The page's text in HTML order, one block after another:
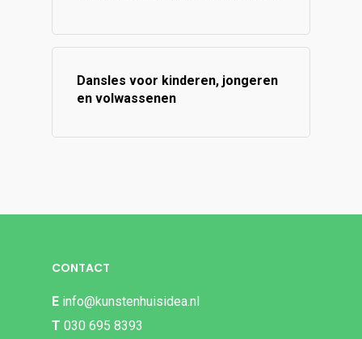
Dansles voor kinderen, jongeren
en volwassenen
CONTACT
E info@kunstenhuisidea.nl
T 030 695 8393